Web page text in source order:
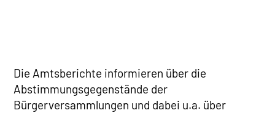
Die Amtsberichte informieren über die
Abstimmungsgegenstände der
Bürgerversammlungen und dabei u.a. über